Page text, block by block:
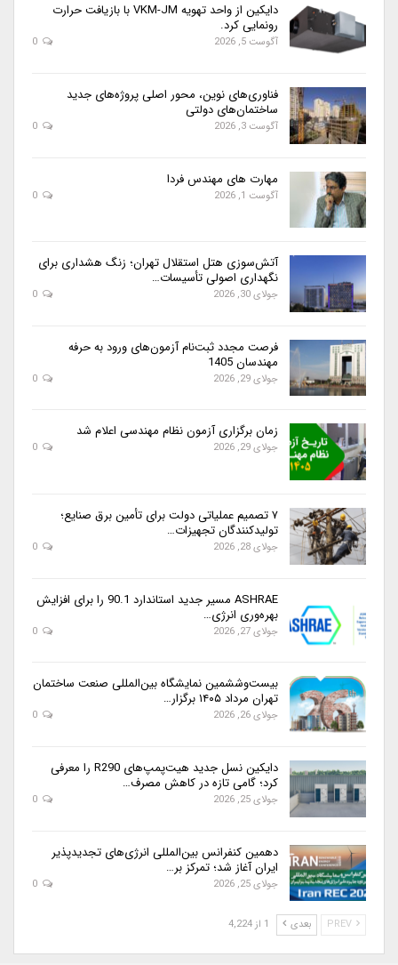
دایکین از واحد تهویه VKM-JM با بازیافت حرارت
رونمایی کرد.
آگوست 5, 2026
فناوری‌های نوین، محور اصلی پروژه‌های جدید
ساختمان‌های دولتی
آگوست 3, 2026
مهارت های مهندس فردا
آگوست 1, 2026
آتش‌سوزی هتل استقلال تهران؛ زنگ هشداری برای
نگهداری اصولی تأسیسات…
جولای 30, 2026
فرصت مجدد ثبت‌نام آزمون‌های ورود به حرفه
مهندسان 1405
جولای 29, 2026
زمان برگزاری آزمون نظام مهندسی اعلام شد
جولای 29, 2026
۷ تصمیم عملیاتی دولت برای تأمین برق صنایع؛
تولیدکنندگان تجهیزات…
جولای 28, 2026
ASHRAE مسیر جدید استاندارد 90.1 را برای افزایش
بهره‌وری انرژی…
جولای 27, 2026
بیست‌وششمین نمایشگاه بین‌المللی صنعت ساختمان
تهران مرداد ۱۴۰۵ برگزار…
جولای 26, 2026
دایکین نسل جدید هیت‌پمپ‌های R290 را معرفی
کرد؛ گامی تازه در کاهش مصرف…
جولای 25, 2026
دهمین کنفرانس بین‌المللی انرژی‌های تجدیدپذیر
ایران آغاز شد؛ تمرکز بر…
جولای 25, 2026
بعدی 1 از 4,224